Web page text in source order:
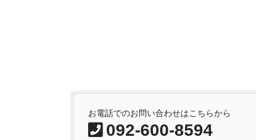
お電話でのお問い合わせはこちらから
092-600-8594